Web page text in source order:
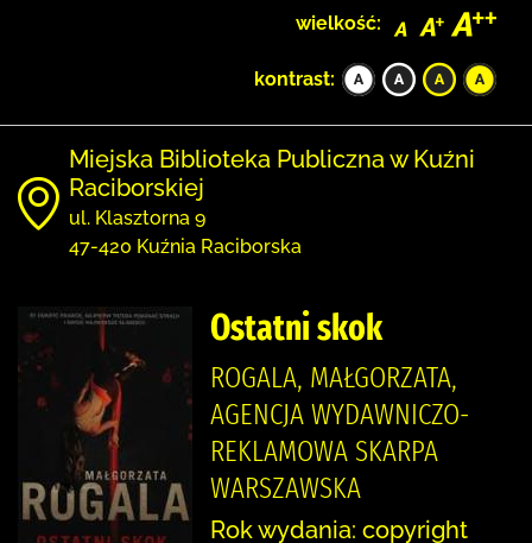
wielkość:
kontrast:
Miejska Biblioteka Publiczna w Kuźni
Raciborskiej
ul. Klasztorna 9
47-420 Kuźnia Raciborska
Ostatni skok
ROGALA, MAŁGORZATA,
AGENCJA WYDAWNICZO-
REKLAMOWA SKARPA
WARSZAWSKA
Rok wydania: copyright